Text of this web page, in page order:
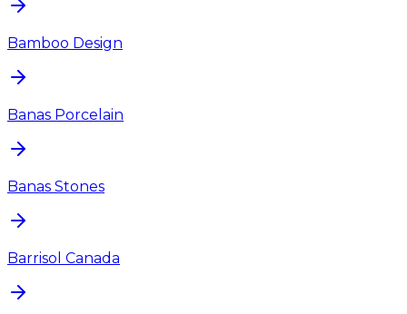
Bamboo Design
Banas Porcelain
Banas Stones
Barrisol Canada